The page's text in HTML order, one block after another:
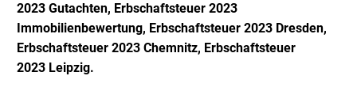
2023 Gutachten, Erbschaftsteuer 2023
Immobilienbewertung, Erbschaftsteuer 2023 Dresden,
Erbschaftsteuer 2023 Chemnitz, Erbschaftsteuer
2023 Leipzig.